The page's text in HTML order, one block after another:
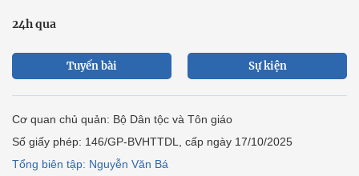
24h qua
Tuyến bài Sự kiện
Cơ quan chủ quản: Bộ Dân tộc và Tôn giáo
Số giấy phép: 146/GP-BVHTTDL, cấp ngày 17/10/2025
Tổng biên tập: Nguyễn Văn Bá